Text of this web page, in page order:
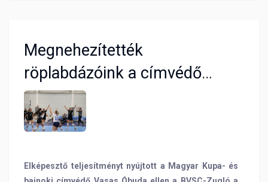
Megnehezítették
röplabdázóink a címvédő
dolgát
Elképesztő teljesítményt nyújtott a Magyar Kupa- és